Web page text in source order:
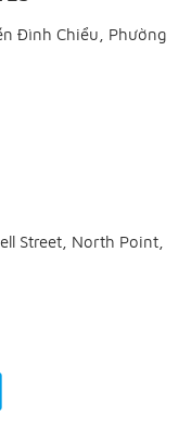
Đình Chiểu, Phường
Street, North Point,